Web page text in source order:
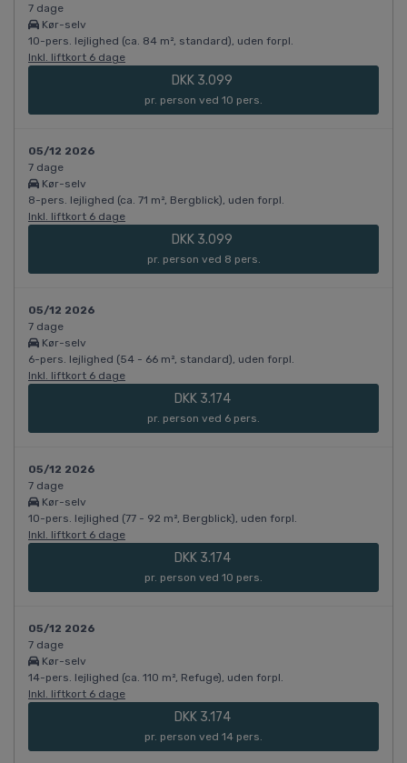
7 dage
Kør-selv
10-pers. lejlighed (ca. 84 m², standard), uden forpl.
Inkl. liftkort 6 dage
DKK 3.099
pr. person ved 10 pers.
05/12 2026
7 dage
Kør-selv
8-pers. lejlighed (ca. 71 m², Bergblick), uden forpl.
Inkl. liftkort 6 dage
DKK 3.099
pr. person ved 8 pers.
05/12 2026
7 dage
Kør-selv
6-pers. lejlighed (54 - 66 m², standard), uden forpl.
Inkl. liftkort 6 dage
DKK 3.174
pr. person ved 6 pers.
05/12 2026
7 dage
Kør-selv
10-pers. lejlighed (77 - 92 m², Bergblick), uden forpl.
Inkl. liftkort 6 dage
DKK 3.174
pr. person ved 10 pers.
05/12 2026
7 dage
Kør-selv
14-pers. lejlighed (ca. 110 m², Refuge), uden forpl.
Inkl. liftkort 6 dage
DKK 3.174
pr. person ved 14 pers.